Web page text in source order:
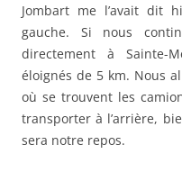
Jombart me l’avait dit
gauche. Si nous
directement à Sainte-
éloignés de 5 km. Nous
où se trouvent les
transporter à l’arrière,
sera notre repos.